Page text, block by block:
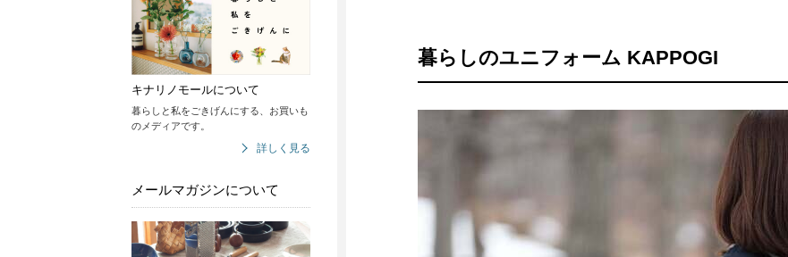
キナリノモールについて
暮らしと私をごきげんにする、お買いも
のメディアです。
詳しく見る
メールマガジンについて
暮らしのユニフォーム KAPPOGI